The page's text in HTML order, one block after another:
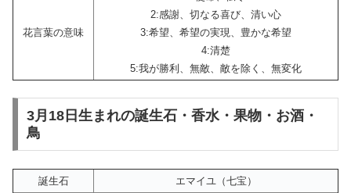
花言葉の意味
2:感謝、切なる喜び、清い心
3:希望、希望の実現、豊かな希望
4:清楚
5:我が勝利、無敵、敵を除く、無変化
3月18日生まれの誕生石・香水・果物・お酒・
鳥
誕生石
エマイユ（七宝）